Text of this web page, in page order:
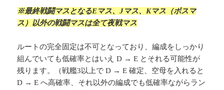
※最終戦闘マスとなるEマス、Jマス、Kマス（ボスマ
ス）以外の戦闘マスは全て夜戦マス
ルートの完全固定は不可となっており、編成をしっかり
組んでいても低確率とはいえ D → E とそれる可能性が
残ります。（戦艦3以上で D → E 確定、空母を入れると
D → E へ高確率、それ以外の編成でも低確率ながらラン